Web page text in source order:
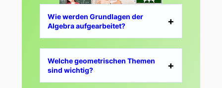
Wie werden Grundlagen der
Algebra aufgearbeitet?
Welche geometrischen Themen
sind wichtig?